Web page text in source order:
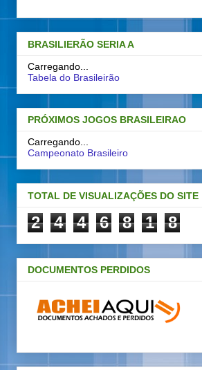
BRASILIERÃO SERIA A
Carregando...
Tabela do Brasileirão
PRÓXIMOS JOGOS BRASILEIRAO
Carregando...
Campeonato Brasileiro
TOTAL DE VISUALIZAÇÕES DO SITE
2 4 4 6 8 1 8
DOCUMENTOS PERDIDOS